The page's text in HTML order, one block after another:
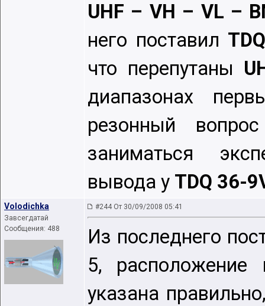
UHF – VH – VL –
него поставил
что перепутаны
диапазонах
резонный
заниматься
вывода у TDQ 36-
Volodichka
Завсегдатай
Сообщения: 488
#244 От 30/09/2008 05:41
Из последнего
5,
указана